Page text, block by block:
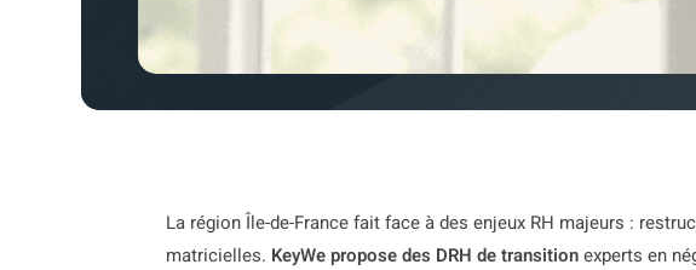
La région Île-de-France fait face à des enjeux RH majeurs :
matricielles. KeyWe propose des DRH de transitionexperts en